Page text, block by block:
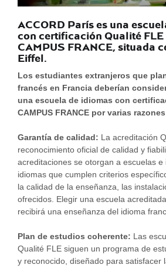
ACCORD París es una
con certificación Qualité FLE
CAMPUS FRANCE, situada
Eiffel.
Los estudiantes extranjeros que
francés en Francia deberían
una escuela de idiomas con
CAMPUS FRANCE por varias
Garantía de calidad: La acreditación
reconocimiento oficial de calidad y
acreditaciones se otorgan a escuelas e
idiomas que cumplen criterios
la calidad de la enseñanza, las
ofrecidos. Elegir una escuela
recibirá una enseñanza del idioma
Plan de estudios coherente: Las
Qualité FLE siguen un programa de
y reconocido, diseñado para satisfacer